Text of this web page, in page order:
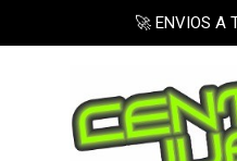
🚀 ENVIOS A